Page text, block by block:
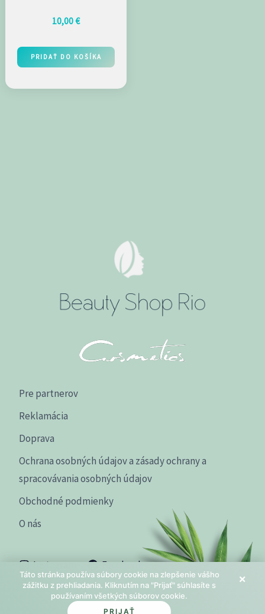
10,00€
PRIDAŤ DO KOŠÍKA
Pre partnerov
Reklamácia
Doprava
Ochrana osobných údajov a zásady ochrany a
spracovávania osobných údajov
Obchodné podmienky
O nás
Instagram Facebook
Táto stránka používa súbory cookie na zlepšenie vášho
zážitku z prehliadania. Kliknutím na "Prijať" súhlasíte s
používaním všetkých súborov cookie.
PRIJAŤ
×